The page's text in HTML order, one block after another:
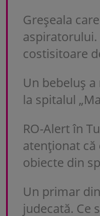
Greșeala
aspiratorului.
costisitoare
Un bebeluș
la spitalul
RO-Alert în
atenționat că
obiecte din
Un primar
judecată. Ce